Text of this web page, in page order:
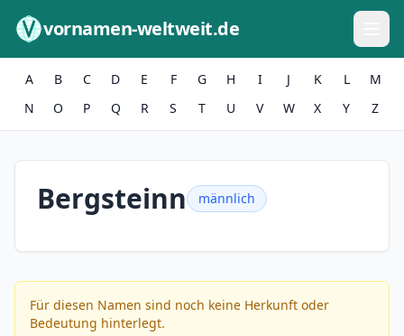
vornamen-weltweit.de
A B C D E F G H I J K L
M
N
O P Q R S T U V W X Y Z
Bergsteinn männlich
Für diesen Namen sind noch keine Herkunft oder
Bedeutung hinterlegt.